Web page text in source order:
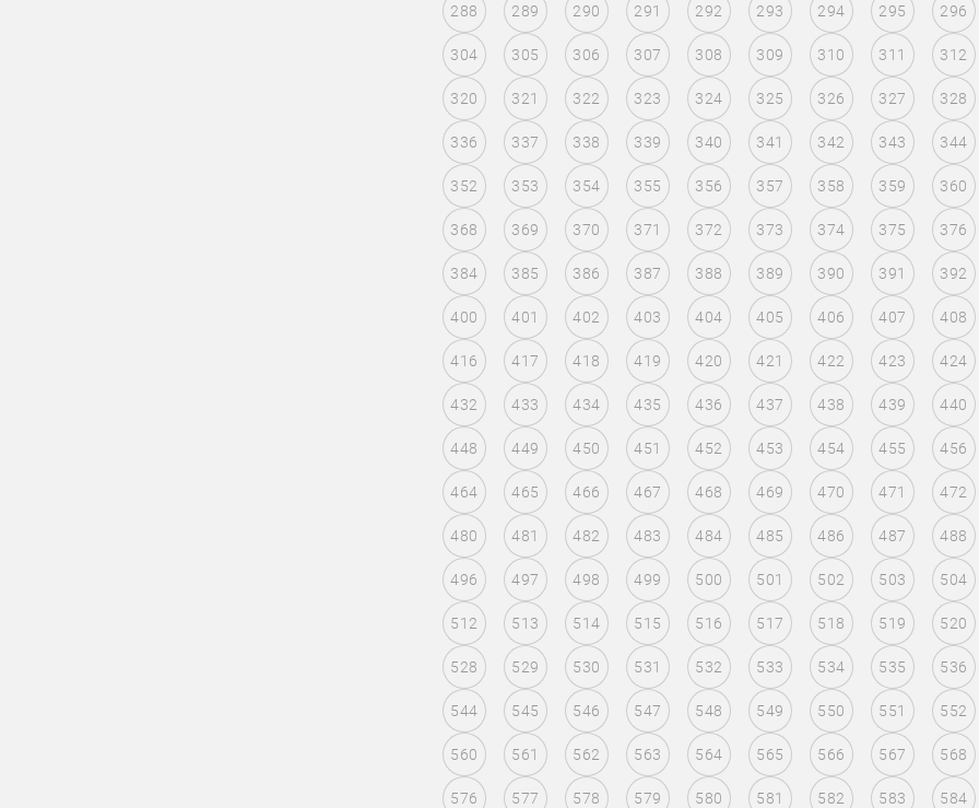
288 289 290 291 292 293 294 295 296
304 305 306 307 308 309 310 311 312
320 321 322 323 324 325 326 327 328
336 337 338 339 340 341 342 343 344
352 353 354 355 356 357 358 359 360
368 369 370 371 372 373 374 375 376
384 385 386 387 388 389 390 391 392
400 401 402 403 404 405 406 407 408
416 417 418 419 420 421 422 423 424
432 433 434 435 436 437 438 439 440
448 449 450 451 452 453 454 455 456
464 465 466 467 468 469 470 471 472
480 481 482 483 484 485 486 487 488
496 497 498 499 500 501 502 503 504
512 513 514 515 516 517 518 519 520
528 529 530 531 532 533 534 535 536
544 545 546 547 548 549 550 551 552
560 561 562 563 564 565 566 567 568
576 577 578 579 580 581 582 583 584